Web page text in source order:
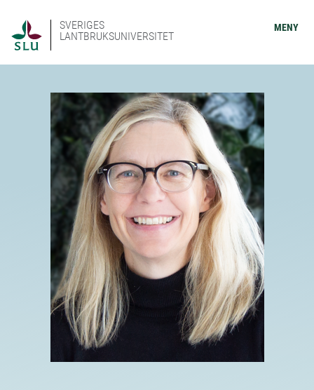
SVERIGES
LANTBRUKSUNIVERSITET
MENY